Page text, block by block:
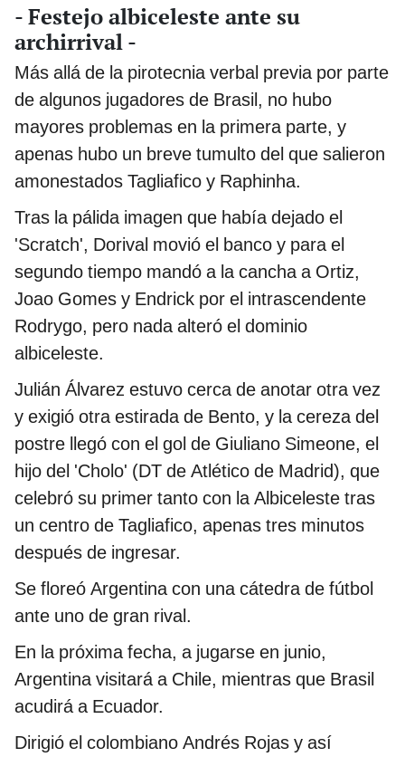
- Festejo albiceleste ante su
archirrival -
Más allá de la pirotecnia verbal previa por parte
de algunos jugadores de Brasil, no hubo
mayores problemas en la primera parte, y
apenas hubo un breve tumulto del que salieron
amonestados Tagliafico y Raphinha.
Tras la pálida imagen que había dejado el
'Scratch', Dorival movió el banco y para el
segundo tiempo mandó a la cancha a Ortiz,
Joao Gomes y Endrick por el intrascendente
Rodrygo, pero nada alteró el dominio
albiceleste.
Julián Álvarez estuvo cerca de anotar otra vez
y exigió otra estirada de Bento, y la cereza del
postre llegó con el gol de Giuliano Simeone, el
hijo del 'Cholo' (DT de Atlético de Madrid), que
celebró su primer tanto con la Albiceleste tras
un centro de Tagliafico, apenas tres minutos
después de ingresar.
Se floreó Argentina con una cátedra de fútbol
ante uno de gran rival.
En la próxima fecha, a jugarse en junio,
Argentina visitará a Chile, mientras que Brasil
acudirá a Ecuador.
Dirigió el colombiano Andrés Rojas y así